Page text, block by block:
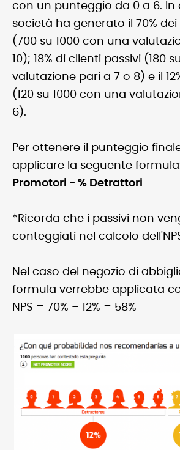
con un punteggio da 0 a 6. In
società ha generato il 70%
(700 su 1000 con una
10); 18% di clienti passivi (180
valutazione pari a 7 o 8) e il
(120 su 1000 con una
6).
Per ottenere il punteggio
applicare la seguente formula:
Promotori - % Detrattori
*Ricorda che i passivi non
conteggiati nel calcolo
Nel caso del negozio di
formula verrebbe applicata
NPS = 70% – 12% = 58%